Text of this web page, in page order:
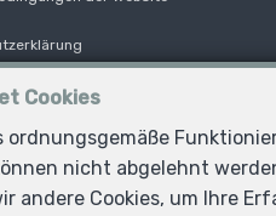
Cookies
ordnungsgemäße
nicht abgelehnt
andere Cookies, um Ihre
AND DEVELOPED BY